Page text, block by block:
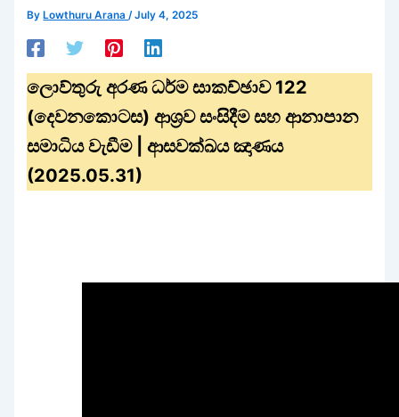
By Lowthuru Arana/July 4, 2025
ලොව්තුරු අරණ ධර්ම සාකච්ඡාව 122
(දෙවනකොටස) ආශ්‍රව සංසිදීම සහ ආනාපාන
සමාධිය වැඩීම | ආසවක්ඛය ඤාණය
(2025.05.31)